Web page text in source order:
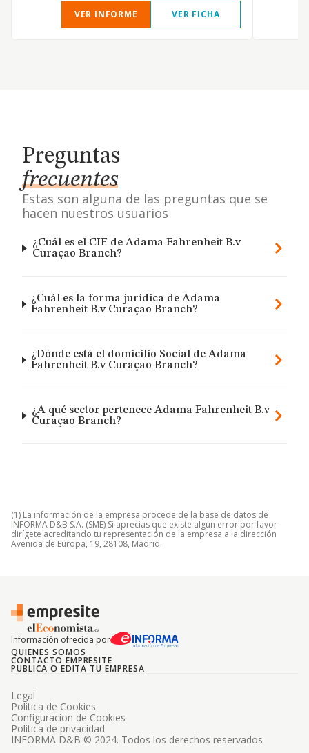
VER INFORME VER FICHA
Preguntas
frecuentes
Estas son alguna de las preguntas que se
hacen nuestros usuarios
¿Cuál es el CIF de Adama Fahrenheit B.v
Curaçao Branch?
¿Cuál es la forma jurídica de Adama
Fahrenheit B.v Curaçao Branch?
¿Dónde está el domicilio Social de Adama
Fahrenheit B.v Curaçao Branch?
¿A qué sector pertenece Adama Fahrenheit B.v
Curaçao Branch?
(1) La información de la empresa procede de la base de datos de
INFORMA D&B S.A. (SME) Si aprecias que existe algún error por favor
dirígete acreditando tu representación de la empresa a la dirección
Avenida de Europa, 19, 28108, Madrid.
Información ofrecida por
QUIENES SOMOS
CONTACTO EMPRESITE
PUBLICA O EDITA TU EMPRESA
INFORMA D&B © 2024. Todos los derechos reservados
Legal
Politica de Cookies
Configuracion de Cookies
Politica de privacidad